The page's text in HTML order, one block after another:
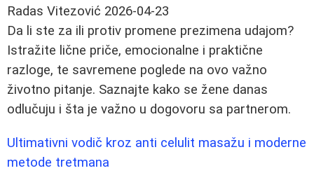
Radas Vitezović 2026-04-23
Da li ste za ili protiv promene prezimena udajom?
Istražite lične priče, emocionalne i praktične
razloge, te savremene poglede na ovo važno
životno pitanje. Saznajte kako se žene danas
odlučuju i šta je važno u dogovoru sa partnerom.
Ultimativni vodič kroz anti celulit masažu i moderne
metode tretmana